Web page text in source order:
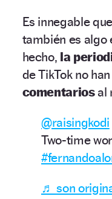
Es innegable
también es algo
hecho, la
de TikTok no
comentariosal
@raisingkodi
Two-time
♬ son